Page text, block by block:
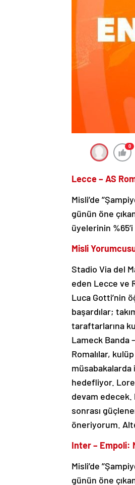
0
Lecce – AS
Misli’de
günün öne
üyelerinin %65’i
Misli
Stadio Via del
eden Lecce ve
Luca Gotti’nin
başardılar;
taraftarlarına
Lameck Banda
Romalılar,
müsabakalarda
hedefliyor.
devam
sonrası
öneriyorum.
Inter – Empoli:
Misli’de
günün öne